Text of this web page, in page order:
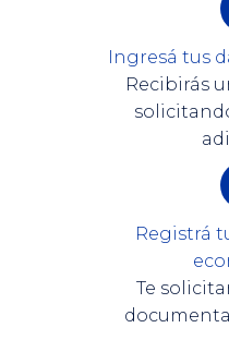
Ingresá tus
Recibirás
Registrá
Te